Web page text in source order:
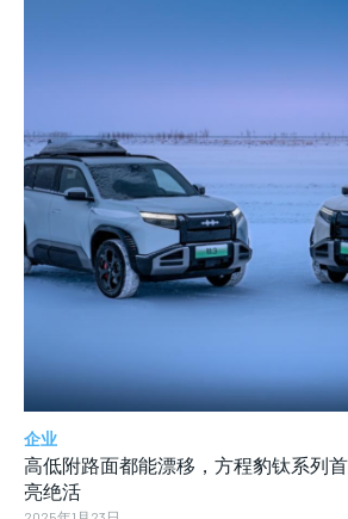
企业
高低附路面都能漂移，方程豹钛系列
亮绝活